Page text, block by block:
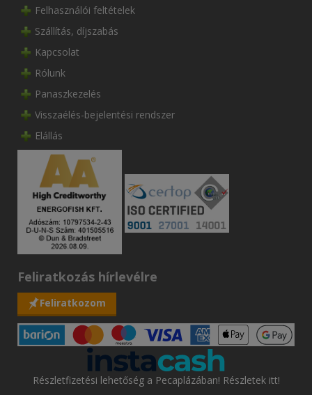
Felhasználói feltételek
Szállítás, díjszabás
Kapcsolat
Rólunk
Panaszkezelés
Visszaélés-bejelentési rendszer
Elállás
Feliratkozás hírlevélre
Feliratkozom
Részletfizetési lehetőség a Pecaplázában! Részletek itt!